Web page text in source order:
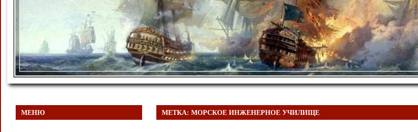
МЕТКА:МОРСКОЕ ИНЖЕНЕРНОЕ УЧИЛИЩЕ
МЕНЮ